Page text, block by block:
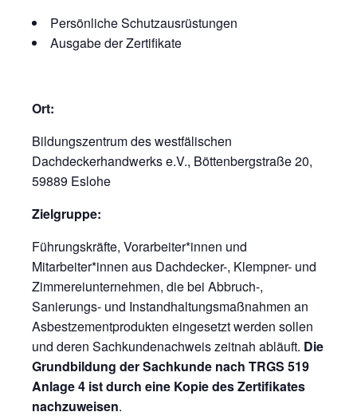
Persönliche Schutzausrüstungen
Ausgabe der Zertifikate
Ort:
Bildungszentrum des westfälischen
Dachdeckerhandwerks e.V., Böttenbergstraße 20,
59889 Eslohe
Zielgruppe:
Führungskräfte, Vorarbeiter*innen und
Mitarbeiter*innen aus Dachdecker-, Klempner- und
Zimmereiunternehmen, die bei Abbruch-,
Sanierungs- und Instandhaltungsmaßnahmen an
Asbestzementprodukten eingesetzt werden sollen
und deren Sachkundenachweis zeitnah abläuft. Die
Grundbildung derSachkunde nach TRGS 519
Anlage 4 ist durch eine Kopie des Zertifikates
nachzuweisen.